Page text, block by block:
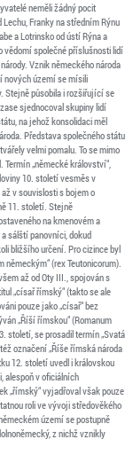
neměli žádný pocit
Franky na středním Rýnu
a Lotrinsko od ústí Rýna a
vědomí společné příslušnosti lidí
Vznik německého národa
nových území se mísili
Stejně působila i rozšiřující se
sjednocoval skupiny lidí
na jehož konsolidaci měl
Představa společného státu
velmi pomalu. To se mimo
„německé království“,
10. století vesměs v
v souvislosti s bojem o
11. století. Stejně
na kmenovém a
sálští panovníci, dokud
bližšího určení. Pro cizince byl
(rex Teutonicorum).
až od Oty III., spojován s
„císař římský“ (takto se ale
pouze jako „císař“ bez
„Říší římskou“ (Romanum
století, se prosadil termín „Svatá
označení „Říše římská národa
12. století uvedl i královskou
alespoň v oficiálních
„římský“ vyjadřoval však pouze
roli ve vývoji středověkého
území se postupně
z nichž vznikly